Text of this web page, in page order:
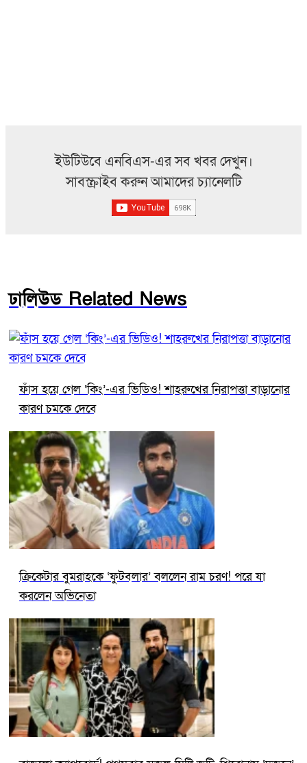
ইউটিউবে এনবিএস-এর সব খবর দেখুন।
সাবস্ক্রাইব করুন আমাদের চ্যানেলটি
ঢালিউড Related News
ফাঁস হয়ে গেল ‘কিং’-এর ভিডিও! শাহরুখের নিরাপত্তা বাড়ানোর
কারণ চমকে দেবে
ক্রিকেটার বুমরাহকে ‘ফুটবলার’ বললেন রাম চরণ! পরে যা
করলেন অভিনেতা